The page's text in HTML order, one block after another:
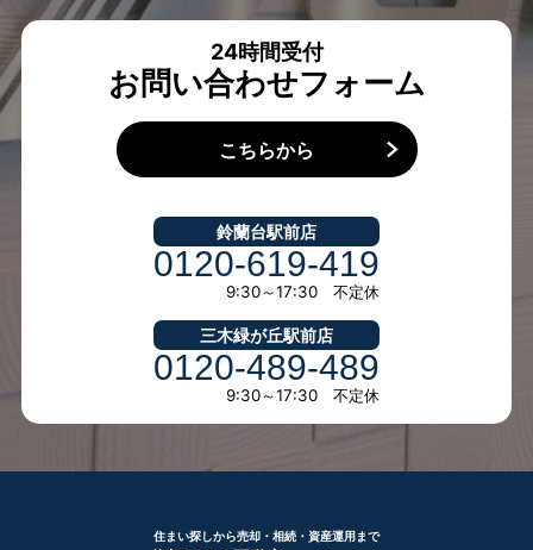
24時間受付
お問い合わせフォーム
こちらから
鈴蘭台駅前店
0120-619-419
9:30～17:30 不定休
三木緑が丘駅前店
0120-489-489
9:30～17:30 不定休
住まい探しから売却・相続・資産運用まで